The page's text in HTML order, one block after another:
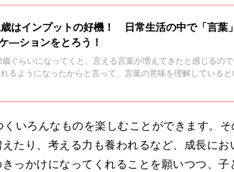
はインプットの好機！ 日常生活の中で「言葉
―ションをとろう！
ぐらいになってくと、言える言葉が増えてきたと感じるの
るようになったからと言って、言葉の意味を理解している
いろんなものを楽しむことができます。
たり、考える力も養われるなど、成長に
っかけになってくれることを願いつつ、